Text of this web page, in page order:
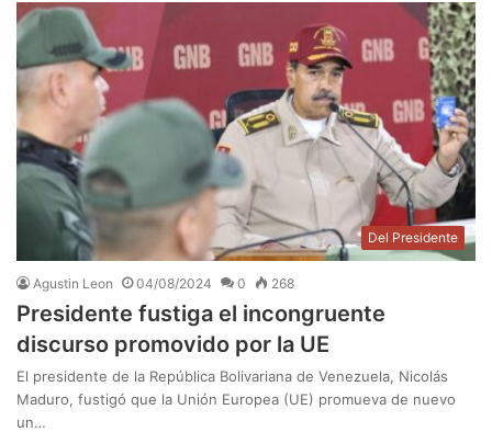
Del Presidente
Agustin Leon 04/08/2024 0 268
Presidente fustiga el incongruente
discurso promovido por la UE
El presidente de la República Bolivariana de Venezuela, Nicolás
Maduro, fustigó que la Unión Europea (UE) promueva de nuevo
un…